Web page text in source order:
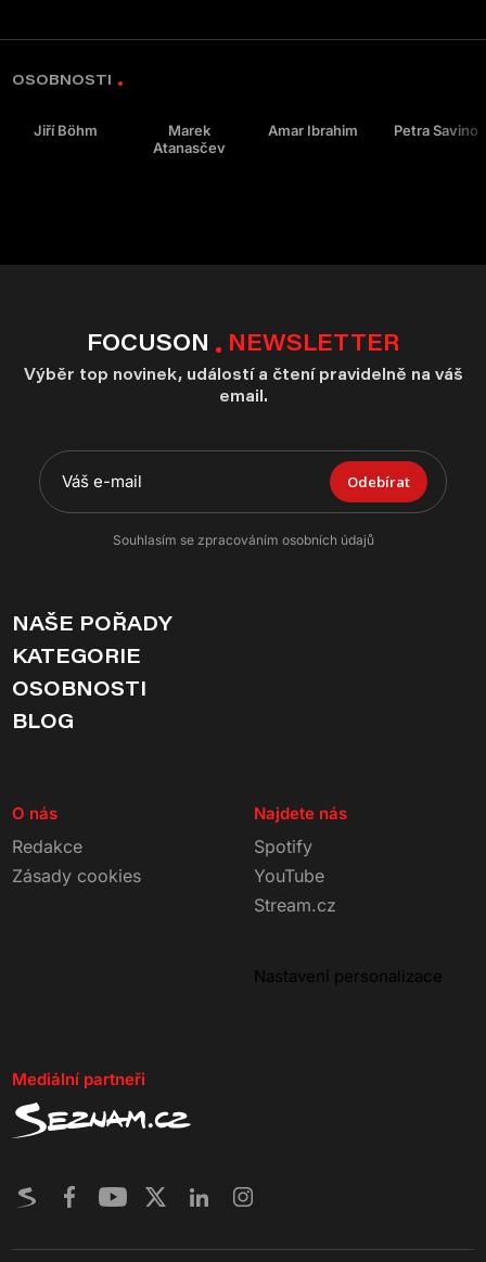
OSOBNOSTI
Jiří Böhm
Marek
Atanasčev
Amar Ibrahim Petra Savino
FOCUSON NEWSLETTER
Výběr top novinek, událostí a čtení pravidelně na váš
email.
Odebírat
Souhlasím se zpracováním osobních údajů
NAŠE POŘADY
KATEGORIE
OSOBNOSTI
BLOG
O nás
Redakce
Zásady cookies
Najdete nás
Spotify
YouTube
Stream.cz
Nastavení personalizace
Mediální partneři